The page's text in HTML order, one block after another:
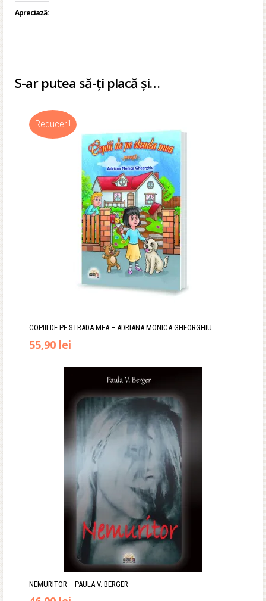
Apreciază:
S-ar putea să-ți placă și…
Reduceri!
COPIII DE PE STRADA MEA – ADRIANA MONICA GHEORGHIU
Prețul
55,90 lei
curent
55,90 lei.
NEMURITOR – PAULA V. BERGER